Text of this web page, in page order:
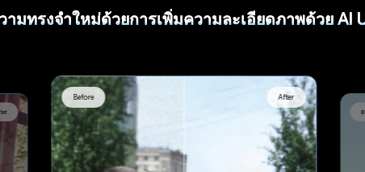
ามทรงจำใหม่ด้วยการเพิ่มความละเอียดภาพด้วย AI
Before After